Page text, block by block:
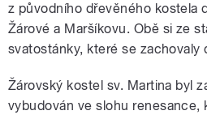
z původního dřevěného kostela
Žárové a Maršíkovu. Obě si ze
svatostánky, které se zachovaly
Žárovský kostel sv. Martina byl
vybudován ve slohu renesance,